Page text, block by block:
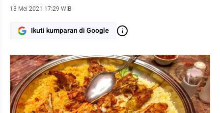
13 Mei 2021 17:29 WIB
Ikuti kumparan di Google